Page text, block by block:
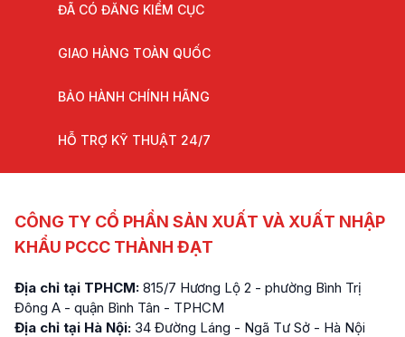
ĐÃ CÓ ĐĂNG KIỂM CỤC
GIAO HÀNG TOÀN QUỐC
BẢO HÀNH CHÍNH HÃNG
HỖ TRỢ KỸ THUẬT 24/7
CÔNG TY CỔ PHẦN SẢN XUẤT VÀ XUẤT NHẬP
KHẨU PCCC THÀNH ĐẠT
Địa chỉ tại TPHCM: 815/7 Hương Lộ 2 - phường Bình Trị
Đông A - quận Bình Tân - TPHCM
Địa chỉ tại Hà Nội: 34 Đường Láng - Ngã Tư Sở - Hà Nội